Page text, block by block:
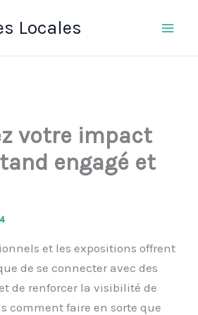
Locales
votre impact
engagé et
et les expositions offrent
de se connecter avec des
de renforcer la visibilité de
comment faire en sorte que